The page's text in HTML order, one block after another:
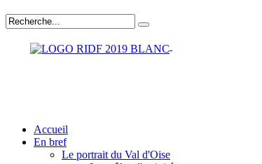
Accueil
En bref
Le portrait du Val d'Oise